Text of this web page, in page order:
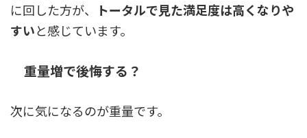
に回した方が、
トータルで見た満足度は高くなりや
すいと感じています。
重量増で後悔する？
次に気になるのが重量です。